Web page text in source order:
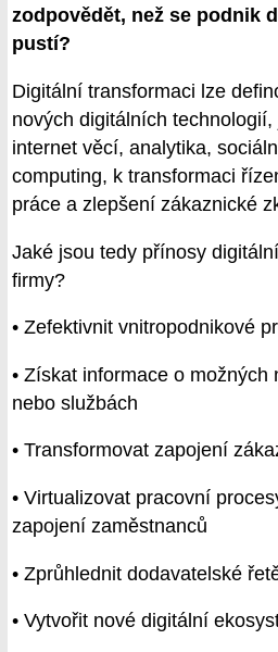
zodpovědět, než se podnik
pustí?
Digitální transformaci lze
nových digitálních
internet věcí, analytika,
computing, k transformaci
práce a zlepšení zákaznické
Jaké jsou tedy přínosy
firmy?
• Zefektivnit vnitropodnikové
• Získat informace o
nebo službách
• Transformovat zapojení
• Virtualizovat pracovní
zapojení zaměstnanců
• Zprůhlednit dodavatelské
• Vytvořit nové digitální